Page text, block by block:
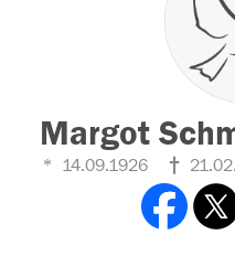
Margot
14.09.1926